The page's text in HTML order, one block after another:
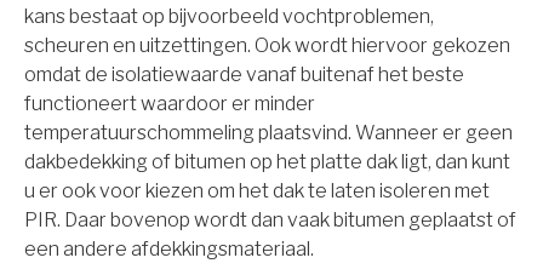
kans bestaat op bijvoorbeeld vochtproblemen,
scheuren en uitzettingen. Ook wordt hiervoor gekozen
omdat de isolatiewaarde vanaf buitenaf het beste
functioneert waardoor er minder
temperatuurschommeling plaatsvind. Wanneer er geen
dakbedekking of bitumen op het platte dak ligt, dan kunt
u er ook voor kiezen om het dak te laten isoleren met
PIR. Daar bovenop wordt dan vaak bitumen geplaatst of
een andere afdekkingsmateriaal.